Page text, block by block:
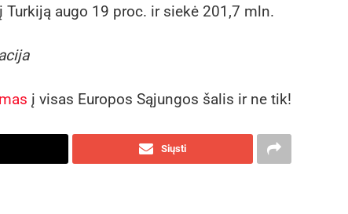
augo 19 proc. ir siekė 201,7 mln.
į visas Europos Sąjungos šalis ir ne tik!
Siųsti